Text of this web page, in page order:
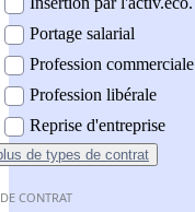
Portage salarial
Profession commerciale
Profession libérale
Reprise d'entreprise
de types de contrat
CONTRAT